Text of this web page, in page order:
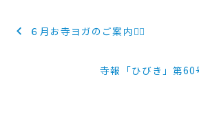
投
６月お寺ヨガのご案内🧘‍♀️
寺報「ひびき」第60